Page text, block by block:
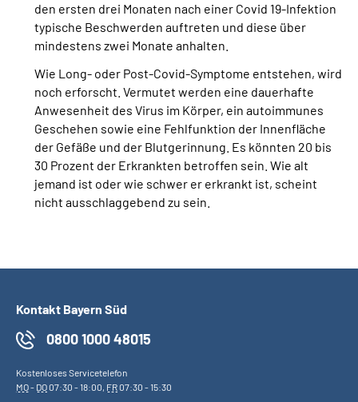
den ersten drei Monaten nach einer Covid 19-Infektion
typische Beschwerden auftreten und diese über
mindestens zwei Monate anhalten.
Wie Long- oder Post-Covid-Symptome entstehen, wird
noch erforscht. Vermutet werden eine dauerhafte
Anwesenheit des Virus im Körper, ein autoimmunes
Geschehen sowie eine Fehlfunktion der Innenfläche
der Gefäße und der Blutgerinnung. Es könnten 20 bis
30 Prozent der Erkrankten betroffen sein. Wie alt
jemand ist oder wie schwer er erkrankt ist, scheint
nicht ausschlaggebend zu sein.
Kontakt Bayern Süd
0800 1000 48015
Kostenloses Servicetelefon
MO- DO07:30 - 18:00, FR07:30 - 15:30